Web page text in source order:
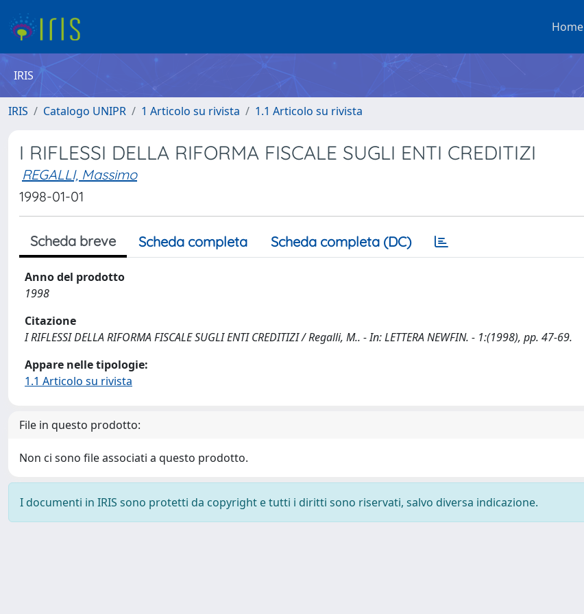
Home
IRIS
IRIS Catalogo UNIPR 1 Articolo su rivista 1.1 Articolo su rivista
I RIFLESSI DELLA RIFORMA FISCALE SUGLI ENTI CREDITIZI
REGALLI, Massimo
1998-01-01
Scheda breve Scheda completa Scheda completa (DC)
Anno del prodotto
1998
Citazione
I RIFLESSI DELLA RIFORMA FISCALE SUGLI ENTI CREDITIZI / Regalli, M.. - In: LETTERA NEWFIN. - 1:(1998), pp. 47-69.
Appare nelle tipologie:
1.1 Articolo su rivista
File in questo prodotto:
Non ci sono file associati a questo prodotto.
I documenti in IRIS sono protetti da copyright e tutti i diritti sono riservati, salvo diversa indicazione.